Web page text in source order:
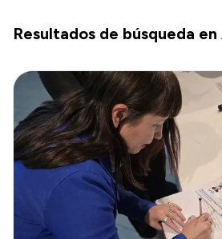
Autoridades
Misión y Visión
Normativa
Transparencia
Presupuesto
Boletín Oficial
Resultados de búsqueda